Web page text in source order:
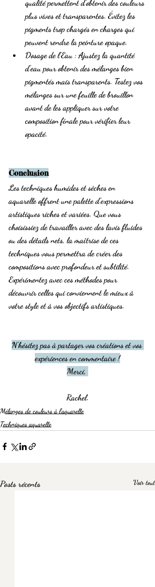
qualité permettent d’obtenir des couleurs
plus vives et transparentes. Évitez les
pigments trop chargés en charges qui
peuvent rendre la peinture opaque.
Dosage de l’Eau : Ajustez la quantité
d’eau pour obtenir des mélanges bien
pigmentés mais transparents. Testez vos
mélanges sur une feuille de brouillon
avant de les appliquer sur votre
composition finale pour vérifier leur
opacité.
Conclusion
Les techniques humides et sèches en
aquarelle offrent une palette d’expressions
artistiques riches et variées. Que vous
choisissiez de travailler avec des lavis fluides
ou des détails nets, la maîtrise de ces
techniques vous permettra de créer des
compositions avec profondeur et subtilité.
Expérimentez avec ces méthodes pour
découvrir celles qui conviennent le mieux à
votre style et à vos objectifs artistiques.
N'hésitez pas à partager vos créations et vos
expériences en commentaire !
Merci,
Rachel.
Mélanges de couleurs à l'aquarelle
Techniques aquarelle
Posts récents Voir tout